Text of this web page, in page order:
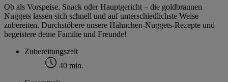
Ob als Vorspeise, Snack oder Hauptgericht – die goldbraunen
Nuggets lassen sich schnell und auf unterschiedlichste Weise
zubereiten. Durchstöbere unsere Hähnchen-Nuggets-Rezepte und
begeistere deine Familie und Freunde!
Zubereitungszeit
40 min.